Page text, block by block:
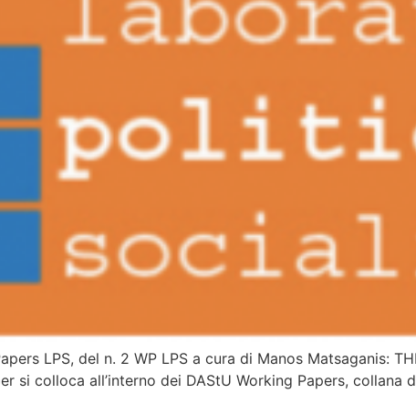
LPS, del n. 2 WP LPS a cura di Manos Matsaganis:
si colloca all’interno dei DAStU Working Papers,